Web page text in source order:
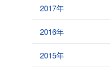
2017年
2016年
2015年